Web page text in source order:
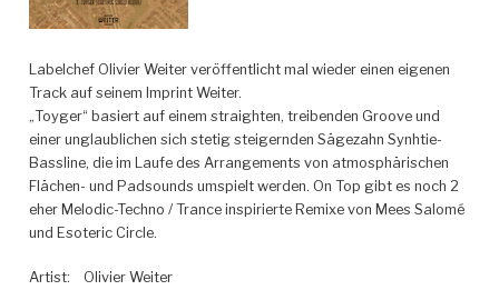
Labelchef Olivier Weiter veröffentlicht mal wieder einen eigenen
Track auf seinem Imprint Weiter.
„Toyger“ basiert auf einem straighten, treibenden Groove und
einer unglaublichen sich stetig steigernden Sägezahn Synhtie-
Bassline, die im Laufe des Arrangements von atmosphärischen
Flächen- und Padsounds umspielt werden. On Top gibt es noch 2
eher Melodic-Techno / Trance inspirierte Remixe von Mees Salomé
und Esoteric Circle.
Artist:
Olivier Weiter